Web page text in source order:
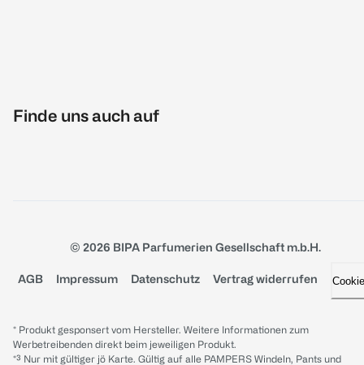
Finde uns auch auf
© 2026 BIPA Parfumerien Gesellschaft m.b.H.
AGB Impressum Datenschutz Vertrag widerrufen
* Produkt gesponsert vom Hersteller. Weitere Informationen zum
Werbetreibenden direkt beim jeweiligen Produkt.
*³ Nur mit gültiger jö Karte. Gültig auf alle PAMPERS Windeln, Pants und